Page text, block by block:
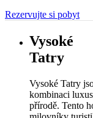
Rezervujte si pobyt
Vysoké
Tatry
Vysoké Tatry
kombinaci
přírodě. Tento